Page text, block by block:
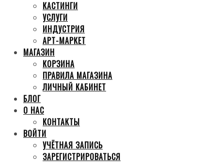
КАСТИНГИ
УСЛУГИ
ИНДУСТРИЯ
АРТ-МАРКЕТ
МАГАЗИН
КОРЗИНА
ПРАВИЛА МАГАЗИНА
ЛИЧНЫЙ КАБИНЕТ
БЛОГ
О НАС
КОНТАКТЫ
ВОЙТИ
УЧЁТНАЯ ЗАПИСЬ
ЗАРЕГИСТРИРОВАТЬСЯ